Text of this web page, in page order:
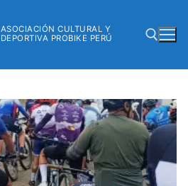
ASOCIACIÓN CULTURAL Y
DEPORTIVA PROBIKE PERÚ